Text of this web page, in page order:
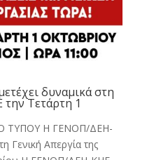
δυναμικά στη
την Τετάρτη 1
ΤΥΠΟΥ Η ΓΕΝΟΠ/ΔΕΗ-
Γενική Απεργία της